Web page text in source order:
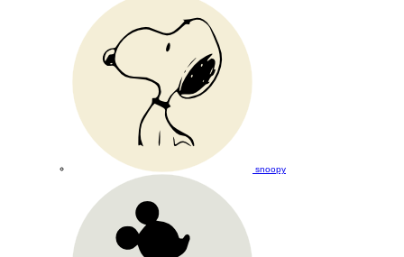
snoopy